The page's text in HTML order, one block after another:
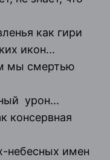
как гири
икон...
мы смертью
урон...
консервная
небесных имен